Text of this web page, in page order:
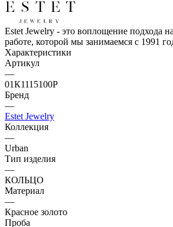
Estet Jewelry - это воплощение подхода
работе, которой мы занимаемся с 1991
Характеристики
Артикул
—
01К1115100Р
Бренд
—
Estet Jewelry
Коллекция
—
Urban
Тип изделия
—
КОЛЬЦО
Материал
—
Красное золото
Проба